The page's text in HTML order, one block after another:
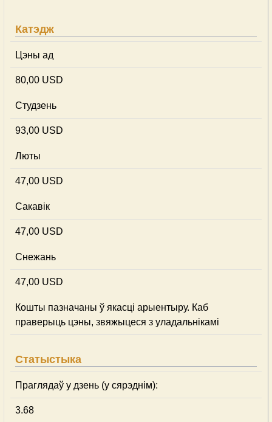
Катэдж
Цэны ад
80,00 USD
Студзень
93,00 USD
Люты
47,00 USD
Сакавік
47,00 USD
Снежань
47,00 USD
Кошты пазначаны ў якасці арыентыру. Каб
праверыць цэны, звяжыцеся з уладальнікамі
Статыстыка
Праглядаў у дзень (у сярэднім):
3.68